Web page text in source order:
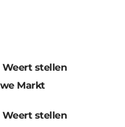
Weert stellen
Markt
Weert stellen